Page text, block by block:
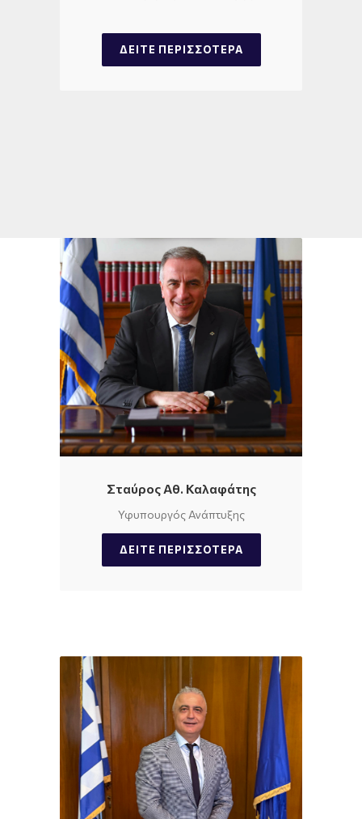
ΔΕΊΤΕ ΠΕΡΙΣΣΌΤΕΡΑ
Σταύρος Αθ. Καλαφάτης
Υφυπουργός Ανάπτυξης
ΔΕΊΤΕ ΠΕΡΙΣΣΌΤΕΡΑ